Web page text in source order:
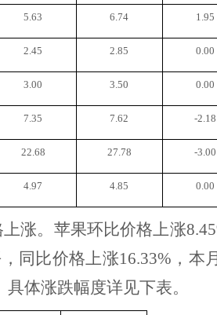
5.63 6.74 1.95
2.45 2.85 0.00
3.00 3.50 0.00
7.35 7.62 -2.18
22.68 27.78 -3.00
4.97 4.85 0.00
涨。 苹果环比价格上涨
同比价格上涨16.33%，
具体涨跌幅度详见下表。